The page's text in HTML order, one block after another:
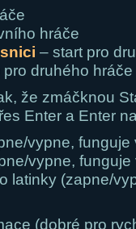
hráče
– start pro
druhého hráče
že zmáčknou
Enter a Enter
vypne, funguje
vypne, funguje
latinky (zapne/
(dobré pro